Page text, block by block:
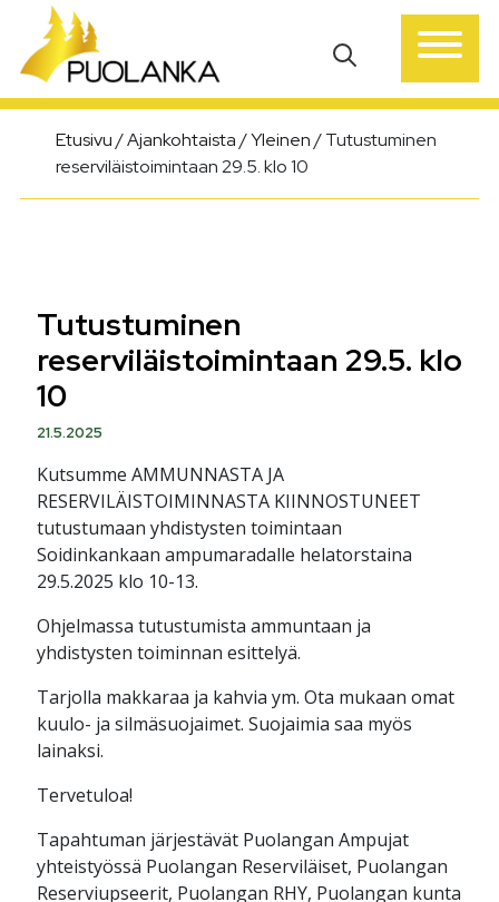
Päävalikko
Etusivu/Ajankohtaista/Yleinen/Tutustuminen
reserviläistoimintaan 29.5. klo 10
Tutustuminen
reserviläistoimintaan 29.5. klo
10
21.5.2025
Kutsumme AMMUNNASTA JA
RESERVILÄISTOIMINNASTA KIINNOSTUNEET
tutustumaan yhdistysten toimintaan
Soidinkankaan ampumaradalle helatorstaina
29.5.2025 klo 10-13.
Ohjelmassa tutustumista ammuntaan ja
yhdistysten toiminnan esittelyä.
Tarjolla makkaraa ja kahvia ym. Ota mukaan omat
kuulo- ja silmäsuojaimet. Suojaimia saa myös
lainaksi.
Tervetuloa!
Tapahtuman järjestävät Puolangan Ampujat
yhteistyössä Puolangan Reserviläiset, Puolangan
Reserviupseerit, Puolangan RHY, Puolangan kunta